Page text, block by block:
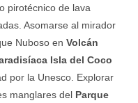
pirotécnico de lava
Asomarse al mirador
Nuboso en Volcán
Isla del Coco
por la Unesco. Explorar
manglares del Parque